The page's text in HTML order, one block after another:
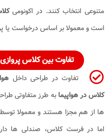
متنوعی انتخاب کنند. در اکونومی
است و معمولا بر اساس درخواست یا
تفاوت بین کلاس
تفاوت در طراحی داخل
کلاس در هواپیمابه طرز متفاوتی
ها از هم مجزا هستند و معمولا
اما در فرست کلاس، صندلی ها